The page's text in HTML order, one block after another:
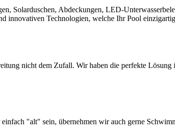
Solarduschen, Abdeckungen, LED-
innovativen Technologien, welche Ihr Pool
nicht dem Zufall. Wir haben die perfekte
"alt" sein, übernehmen wir auch gerne